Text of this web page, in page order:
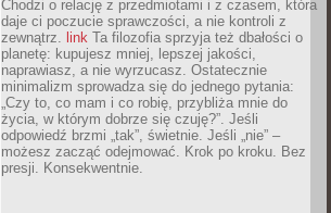
Chodzi o relację z przedmiotami i z czasem, która
daje ci poczucie sprawczości, a nie kontroli z
zewnątrz. link Ta filozofia sprzyja też dbałości o
planetę: kupujesz mniej, lepszej jakości,
naprawiasz, a nie wyrzucasz. Ostatecznie
minimalizm sprowadza się do jednego pytania:
„Czy to, co mam i co robię, przybliża mnie do
życia, w którym dobrze się czuję?”. Jeśli
odpowiedź brzmi „tak”, świetnie. Jeśli „nie” –
możesz zacząć odejmować. Krok po kroku. Bez
presji. Konsekwentnie.